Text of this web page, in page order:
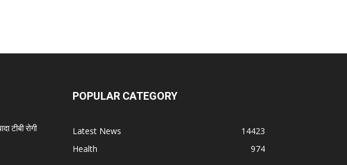
Digital Vision
Carewell Ayurveda
टीबी रोगी
POPULAR CATEGORY
Latest News
14423
Health
974